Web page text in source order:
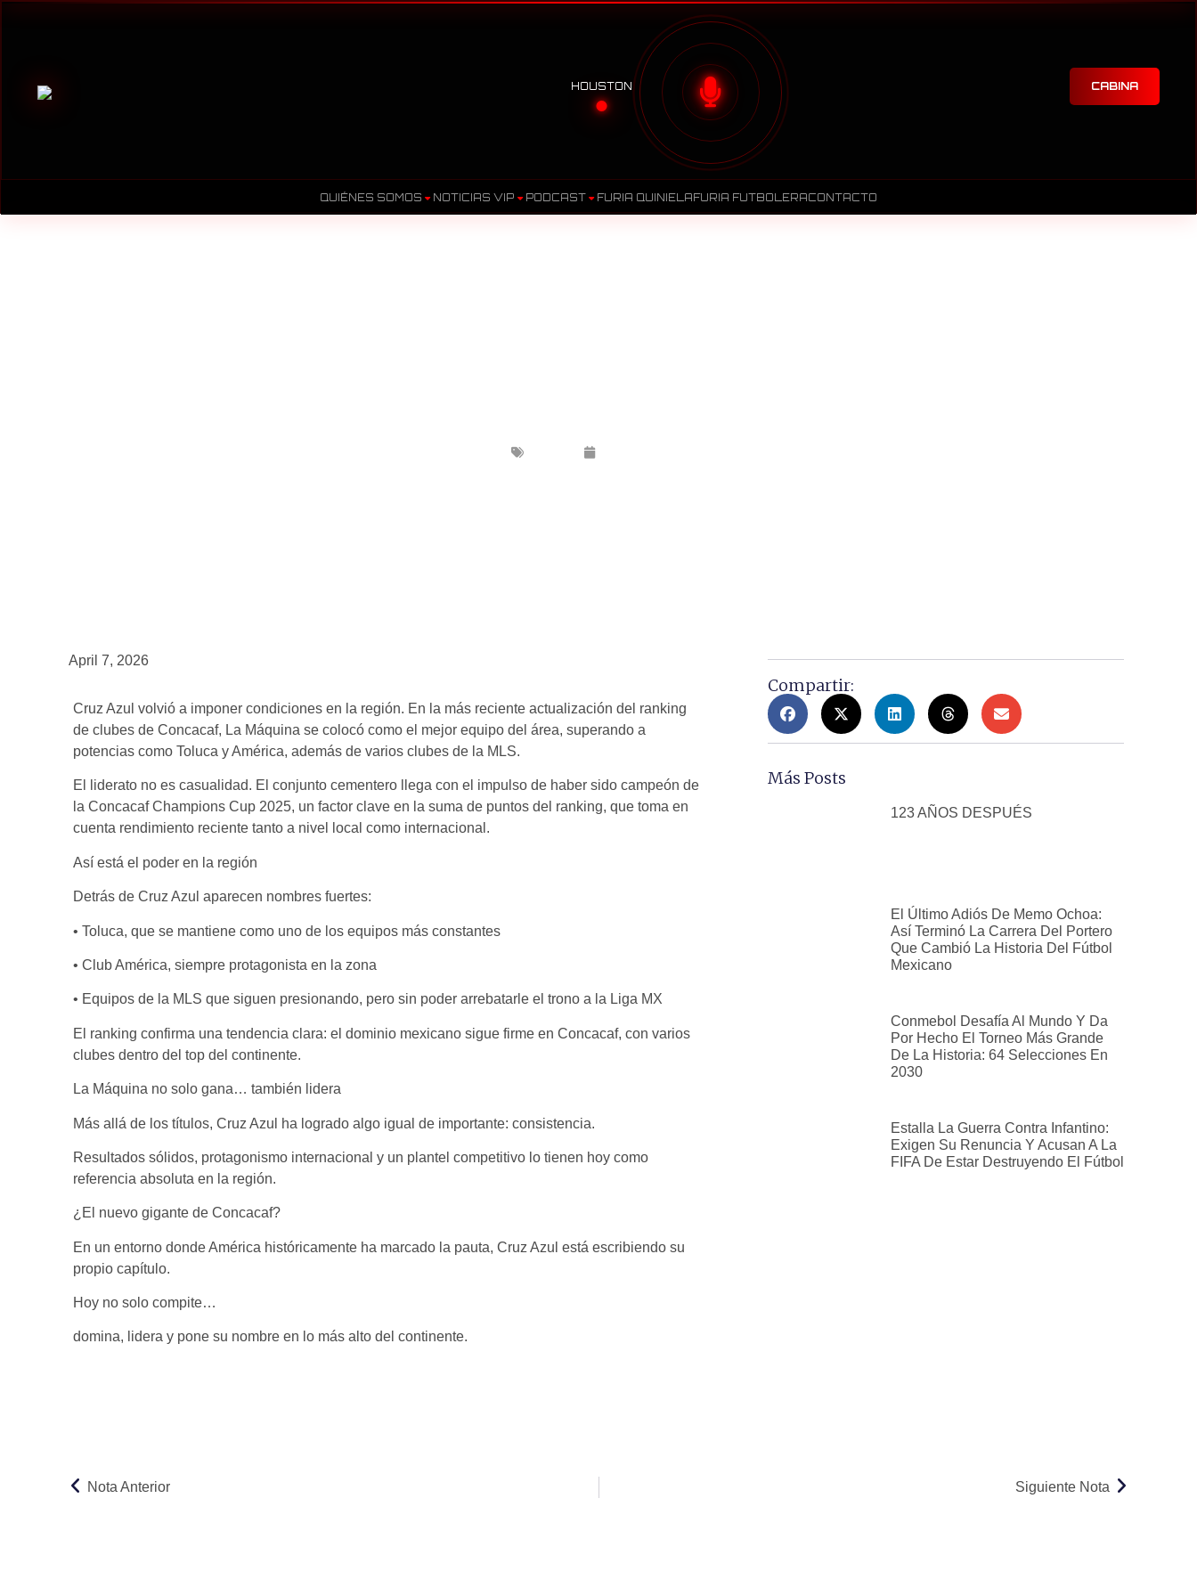
HOUSTON CABINA
QUIÉNES SOMOS NOTICIAS VIP PODCAST FURIA QUINIELAFURIA FUTBOLERACONTACTO
April 7, 2026
Cruz Azul volvió a imponer condiciones en la región. En la más reciente actualización del ranking
de clubes de Concacaf, La Máquina se colocó como el mejor equipo del área, superando a
potencias como Toluca y América, además de varios clubes de la MLS.
El liderato no es casualidad. El conjunto cementero llega con el impulso de haber sido campeón de
la Concacaf Champions Cup 2025, un factor clave en la suma de puntos del ranking, que toma en
cuenta rendimiento reciente tanto a nivel local como internacional.
Así está el poder en la región
Detrás de Cruz Azul aparecen nombres fuertes:
• Toluca, que se mantiene como uno de los equipos más constantes
• Club América, siempre protagonista en la zona
• Equipos de la MLS que siguen presionando, pero sin poder arrebatarle el trono a la Liga MX
El ranking confirma una tendencia clara: el dominio mexicano sigue firme en Concacaf, con varios
clubes dentro del top del continente.
La Máquina no solo gana… también lidera
Más allá de los títulos, Cruz Azul ha logrado algo igual de importante: consistencia.
Resultados sólidos, protagonismo internacional y un plantel competitivo lo tienen hoy como
referencia absoluta en la región.
¿El nuevo gigante de Concacaf?
En un entorno donde América históricamente ha marcado la pauta, Cruz Azul está escribiendo su
propio capítulo.
Hoy no solo compite…
domina, lidera y pone su nombre en lo más alto del continente.
Compartir:
Más Posts
123 AÑOS DESPUÉS
El Último Adiós De Memo Ochoa:
Así Terminó La Carrera Del Portero
Que Cambió La Historia Del Fútbol
Mexicano
Conmebol Desafía Al Mundo Y Da
Por Hecho El Torneo Más Grande
De La Historia: 64 Selecciones En
2030
Estalla La Guerra Contra Infantino:
Exigen Su Renuncia Y Acusan A La
FIFA De Estar Destruyendo El Fútbol
Nota Anterior Siguiente Nota